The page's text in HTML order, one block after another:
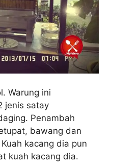
Warung ini
jenis satay
Penambah
bawang dan
kacang dia pun
kuah kacang dia.